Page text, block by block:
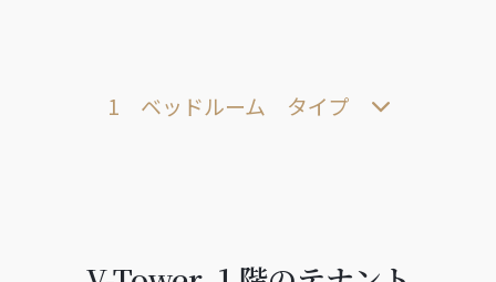
1 ベッドルーム タイプ